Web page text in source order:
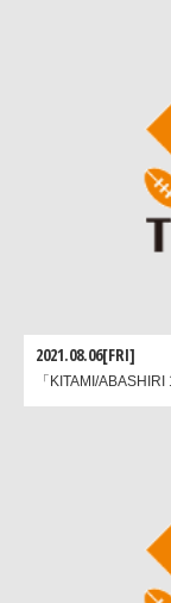
テー
忘れ
──入
「み
ごし
て、
とい
気持
2021.08.06[FRI]
「KITAMI/